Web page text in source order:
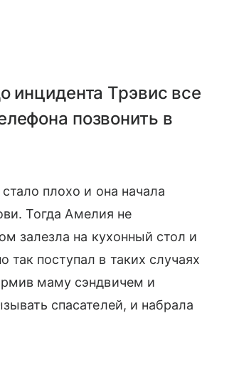
инцидента Трэвис все
позвонить в
плохо и она начала
Тогда Амелия не
залезла на кухонный стол и
поступал в таких случаях
маму сэндвичем и
спасателей, и набрала